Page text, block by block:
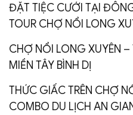
ĐẶT TIỆC CƯỚI TẠI
TOUR CHỢ NỔI LONG
CHỢ NỔI LONG XUYÊN –
MIỀN TÂY BÌNH DỊ
THỨC GIẤC TRÊN CHỢ
COMBO DU LỊCH AN